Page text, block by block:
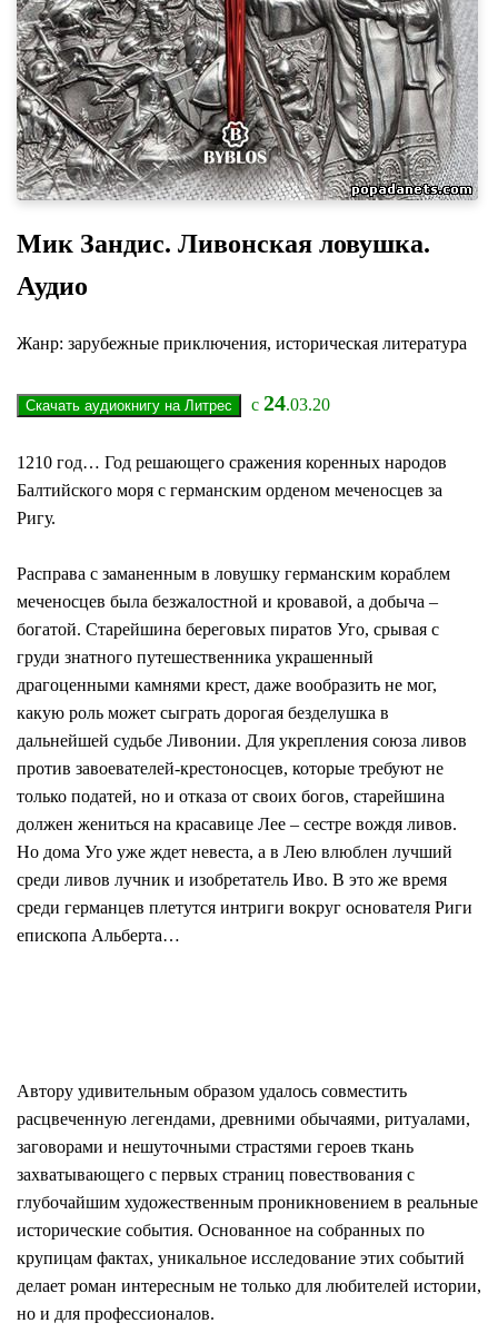
Мик Зандис. Ливонская ловушка.
Аудио
Жанр: зарубежные приключения, историческая литература
с 24.03.20
1210 год… Год решающего сражения коренных народов
Балтийского моря с германским орденом меченосцев за
Ригу.
Расправа с заманенным в ловушку германским кораблем
меченосцев была безжалостной и кровавой, а добыча –
богатой. Старейшина береговых пиратов Уго, срывая с
груди знатного путешественника украшенный
драгоценными камнями крест, даже вообразить не мог,
какую роль может сыграть дорогая безделушка в
дальнейшей судьбе Ливонии. Для укрепления союза ливов
против завоевателей-крестоносцев, которые требуют не
только податей, но и отказа от своих богов, старейшина
должен жениться на красавице Лее – сестре вождя ливов.
Но дома Уго уже ждет невеста, а в Лею влюблен лучший
среди ливов лучник и изобретатель Иво. В это же время
среди германцев плетутся интриги вокруг основателя Риги
епископа Альберта…
Автору удивительным образом удалось совместить
расцвеченную легендами, древними обычаями, ритуалами,
заговорами и нешуточными страстями героев ткань
захватывающего с первых страниц повествования с
глубочайшим художественным проникновением в реальные
исторические события. Основанное на собранных по
крупицам фактах, уникальное исследование этих событий
делает роман интересным не только для любителей истории,
но и для профессионалов.